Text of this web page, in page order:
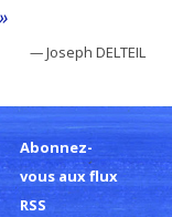
—Joseph DELTEIL
Abonnez-
vous aux flux
RSS